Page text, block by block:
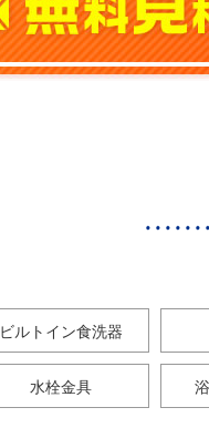
ビルトイン食洗器
水栓金具